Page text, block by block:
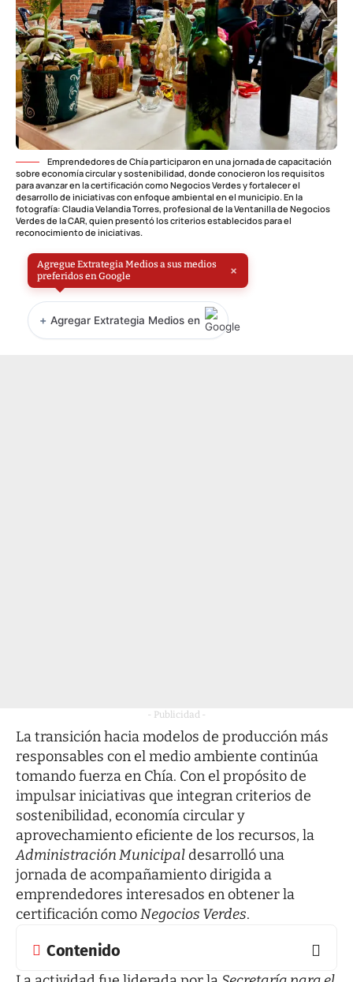
Emprendedores de Chía participaron en una jornada de capacitación
sobre economía circular y sostenibilidad, donde conocieron los requisitos
para avanzar en la certificación como Negocios Verdes y fortalecer el
desarrollo de iniciativas con enfoque ambiental en el municipio. En la
fotografía: Claudia Velandia Torres, profesional de la Ventanilla de Negocios
Verdes de la CAR, quien presentó los criterios establecidos para el
reconocimiento de iniciativas.
Agregue Extrategia Medios a sus medios
preferidos en Google
×
+ Agregar Extrategia Medios en
- Publicidad -
La transición hacia modelos de producción más
responsables con el medio ambiente continúa
tomando fuerza en Chía. Con el propósito de
impulsar iniciativas que integran criterios de
sostenibilidad, economía circular y
aprovechamiento eficiente de los recursos, la
Administración Municipaldesarrolló una
jornada de acompañamiento dirigida a
emprendedores interesados en obtener la
certificación comoNegocios Verdes.
Contenido